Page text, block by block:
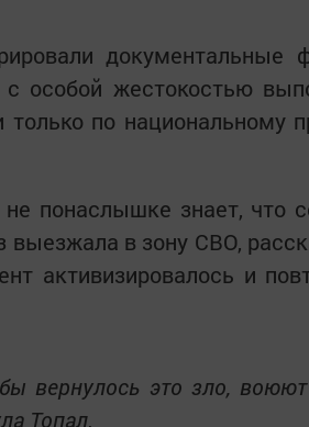
особой жестокостью
по национальному
понаслышке знает, что
выезжала в зону СВО,
активизировалось и
вернулось это зло,
Топал.